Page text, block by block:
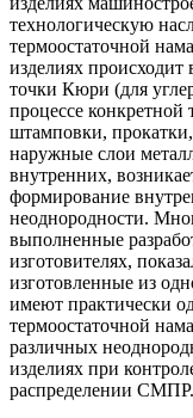
технологическую
термоостаточной
изделиях происходит
точки Кюри (для
процессе конкретной
штамповки,
наружные слои
внутренних,
формирование
неоднородности.
выполненные
изготовителях,
изготовленные из
имеют практически
термоостаточной
различных
изделиях при
распределении СМПР.